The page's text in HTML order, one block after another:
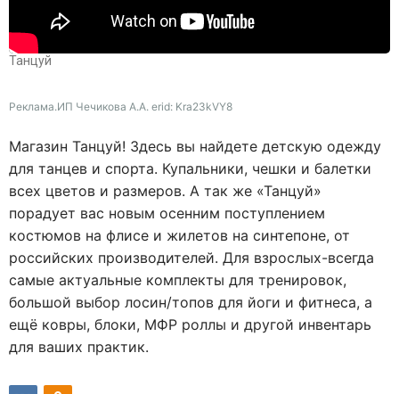
Танцуй
Реклама.ИП Чечикова А.А. erid: Kra23kVY8
Магазин Танцуй! Здесь вы найдете детскую одежду
для танцев и спорта. Купальники, чешки и балетки
всех цветов и размеров. А так же «Танцуй»
порадует вас новым осенним поступлением
костюмов на флисе и жилетов на синтепоне, от
российских производителей. Для взрослых-всегда
самые актуальные комплекты для тренировок,
большой выбор лосин/топов для йоги и фитнеса, а
ещё ковры, блоки, МФР роллы и другой инвентарь
для ваших практик.